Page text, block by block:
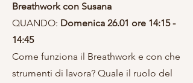
Breathwork con Susana
QUANDO: Domenica 26.01 ore 14:15 -
14:45
Come funziona il Breathwork e con che
strumenti di lavora? Quale il ruolo del